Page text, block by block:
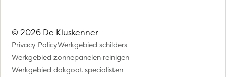
© 2026 De Kluskenner
Privacy PolicyWerkgebied schilders
Werkgebied zonnepanelen reinigen
Werkgebied dakgoot specialisten